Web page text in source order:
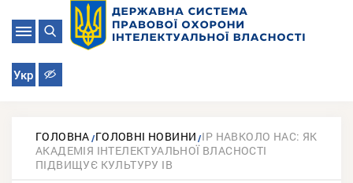
Укр
ГОЛОВНА ГОЛОВНІ НОВИНИ ІР НАВКОЛО НАС: ЯК
АКАДЕМІЯ ІНТЕЛЕКТУАЛЬНОЇ ВЛАСНОСТІ
ПІДВИЩУЄ КУЛЬТУРУ ІВ